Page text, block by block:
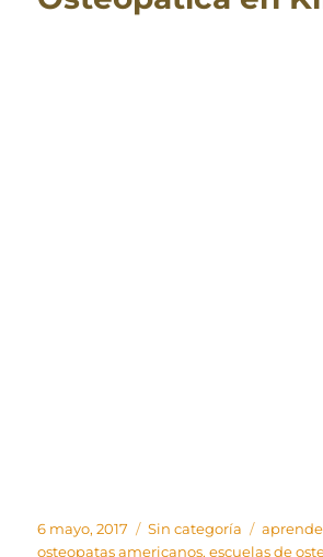
Publicado
el
6 mayo, 2017 Categorías
Sin categoría
osteopatas americanos,escuelas de